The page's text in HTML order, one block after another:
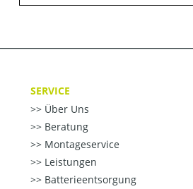
SERVICE
Über Uns
Beratung
Montageservice
Leistungen
Batterieentsorgung